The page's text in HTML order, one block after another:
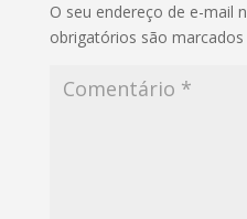
O seu endereço de e-mail
obrigatórios são